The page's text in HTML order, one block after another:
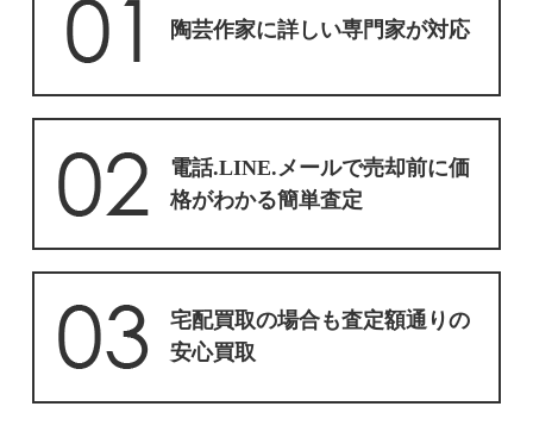
陶芸作家に詳しい専門家が対応
電話.LINE.メールで売却前に価
格がわかる簡単査定
宅配買取の場合も査定額通りの
安心買取